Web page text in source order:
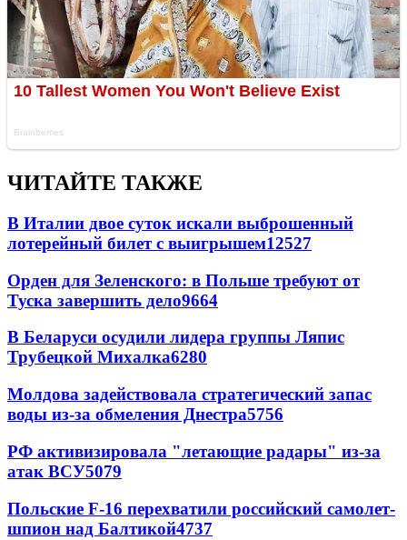
ЧИТАЙТЕ ТАКЖЕ
В Италии двое суток искали выброшенный
лотерейный билет с выигрышем12527
Орден для Зеленского: в Польше требуют от
Туска завершить дело9664
В Беларуси осудили лидера группы Ляпис
Трубецкой Михалка6280
Молдова задействовала стратегический запас
воды из-за обмеления Днестра5756
РФ активизировала "летающие радары" из-за
атак ВСУ5079
Польские F-16 перехватили российский самолет-
шпион над Балтикой4737